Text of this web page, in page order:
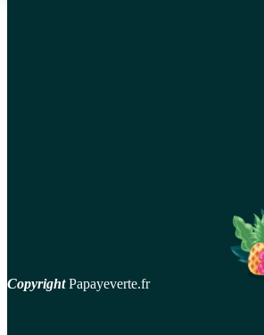
CopyrightPapayeverte.fr